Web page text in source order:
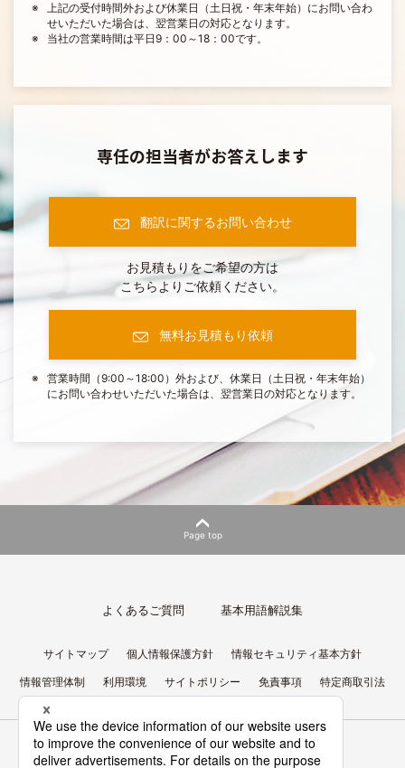
上記の受付時間外および休業日（土日祝・年末年始）にお問い合わ
せいただいた場合は、翌営業日の対応となります。
当社の営業時間は平日9：00～18：00です。
専任の担当者がお答えします
翻訳に関するお問い合わせ
お見積もりをご希望の方は
こちらよりご依頼ください。
無料お見積もり依頼
営業時間（9:00～18:00）外および、休業日（土日祝・年末年始）
にお問い合わせいただいた場合は、翌営業日の対応となります。
Page top
よくあるご質問 基本用語解説集
サイトマップ 個人情報保護方針 情報セキュリティ基本方針
情報管理体制 利用環境 サイトポリシー 免責事項 特定商取引法